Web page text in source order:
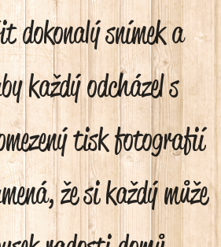
dokonalý snímek a
každý odcházel s
tisk fotografií
že si každý může